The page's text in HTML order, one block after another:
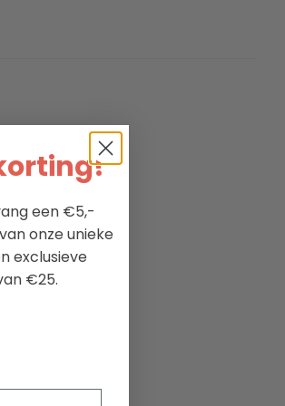
Toio
leer
-
een €5,-
onze unieke
exclusieve
€25.